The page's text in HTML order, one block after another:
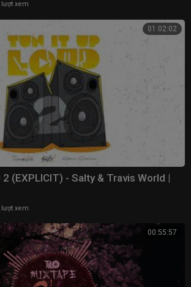
lượt xem
01:02:02
2 (EXPLICIT) - Salty & Travis World |
lượt xem
00:55:57